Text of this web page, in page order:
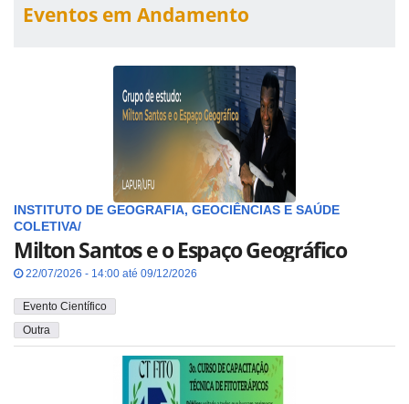
Eventos em Andamento
INSTITUTO DE GEOGRAFIA, GEOCIÊNCIAS E SAÚDE
COLETIVA/
Milton Santos e o Espaço Geográfico
22/07/2026 - 14:00 até 09/12/2026
Evento Científico
Outra